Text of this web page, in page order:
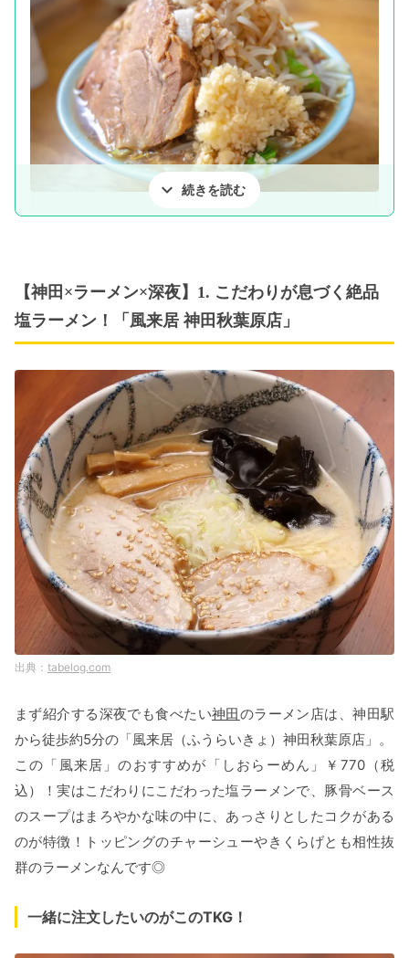
www.takumen.com
行列ができる人気ラーメンを気軽にお取り寄せできる
「宅麺.com」。人気YouTuberもたびたび取り上げてお
り、おうちで簡単に人気店の本格ラーメンが堪能できま
！
並びたくないけど人気店のラーメンが食べたい
コンビニのラーメンは飽きた
注文したいラーメンがデリバリーサービスのエリ
ア外だった
上記のような方は、ぜひこの機会に利用してみてください！
行列店のラーメンを気軽にお家で食べる！
続きを読む
【神田×ラーメン×深夜】1. こだわりが息づく絶品
塩ラーメン！「風来居 神田秋葉原店」
tabelog.com
まず紹介する深夜でも食べたい神田のラーメン店は、神田駅
から徒歩約5分の「風来居（ふうらいきょ）神田秋葉原店」。
この「風来居」のおすすめが「しおらーめん」￥770（税
込）！実はこだわりにこだわった塩ラーメンで、豚骨ベース
のスープはまろやかな味の中に、あっさりとしたコクがある
のが特徴！トッピングのチャーシューやきくらげとも相性抜
群のラーメンなんです◎
一緒に注文したいのがこのTKG！